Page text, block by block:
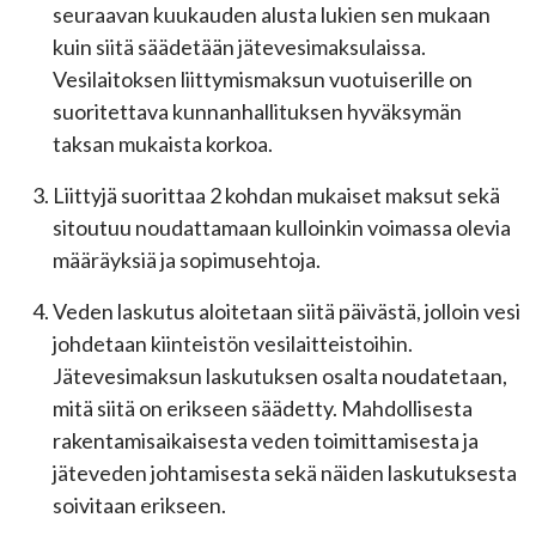
seuraavan kuukauden alusta lukien sen mukaan
kuin siitä säädetään jätevesimaksulaissa.
Vesilaitoksen liittymismaksun vuotuiserille on
suoritettava kunnanhallituksen hyväksymän
taksan mukaista korkoa.
Liittyjä suorittaa 2 kohdan mukaiset maksut sekä
sitoutuu noudattamaan kulloinkin voimassa olevia
määräyksiä ja sopimusehtoja.
Veden laskutus aloitetaan siitä päivästä, jolloin vesi
johdetaan kiinteistön vesilaitteistoihin.
Jätevesimaksun laskutuksen osalta noudatetaan,
mitä siitä on erikseen säädetty. Mahdollisesta
rakentamisaikaisesta veden toimittamisesta ja
jäteveden johtamisesta sekä näiden laskutuksesta
soivitaan erikseen.